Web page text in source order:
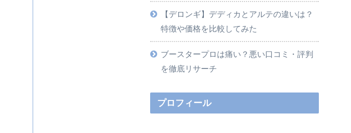
【デロンギ】デディカとアルテの違いは？
特徴や価格を比較してみた
ブースタープロは痛い？悪い口コミ・評判
を徹底リサーチ
プロフィール